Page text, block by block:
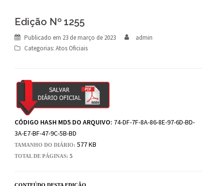
Edição Nº 1255
Publicado em 23 de março de 2023
admin
Categorias: Atos Oficiais
CÓDIGO HASH MD5 DO ARQUIVO: 74-DF-7F-8A-86-8E-97-6D-BD-
3A-E7-BF-47-9C-5B-BD
TAMANHO DO DIÁRIO: 577 KB
TOTAL DE PÁGINAS: 5